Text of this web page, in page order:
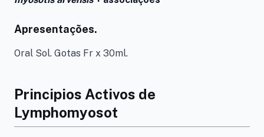
Apresentações.
Oral Sol. Gotas Fr x 30ml.
Principios Activos de
Lymphomyosot